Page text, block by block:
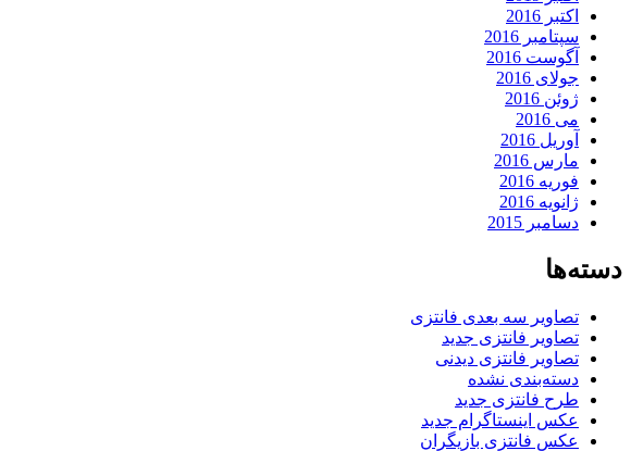
اکتبر 2016
سپتامبر 2016
آگوست 2016
جولای 2016
ژوئن 2016
می 2016
آوریل 2016
مارس 2016
فوریه 2016
ژانویه 2016
دسامبر 2015
دسته‌ها
تصاویر سه بعدی فانتزی
تصاویر فانتزی جدید
تصاویر فانتزی دیدنی
دسته‌بندی نشده
طرح فانتزی جدید
عکس اینستاگرام جدید
عکس فانتزی بازیگران